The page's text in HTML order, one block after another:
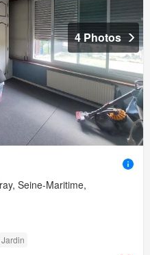
4 Photos
Seine-Maritime,
Jardin